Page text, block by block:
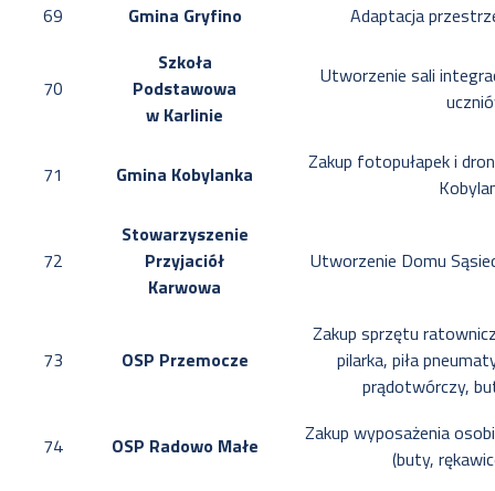
69 Gmina Gryfino Adaptacja
70
Szkoła
Podstawowa
w Karlinie
Utworzenie sali
71 Gmina Kobylanka
Zakup fotopułapek i
72
Stowarzyszenie
Przyjaciół
Karwowa
Utworzenie Domu
73 OSP Przemocze
Zakup sprzętu
pilarka, piła
prądotwórczy,
74 OSP Radowo Małe
Zakup wyposażenia
(buty,